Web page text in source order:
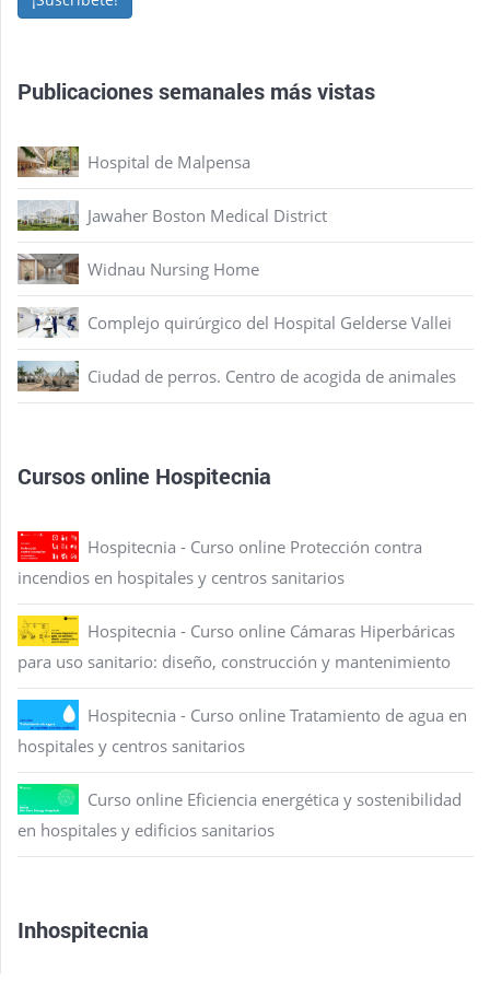
Publicaciones semanales más vistas
Hospital de Malpensa
Jawaher Boston Medical District
Widnau Nursing Home
Complejo quirúrgico del Hospital Gelderse Vallei
Ciudad de perros. Centro de acogida de animales
Cursos online Hospitecnia
Hospitecnia - Curso online Protección contra
incendios en hospitales y centros sanitarios
Hospitecnia - Curso online Cámaras Hiperbáricas
para uso sanitario: diseño, construcción y mantenimiento
Hospitecnia - Curso online Tratamiento de agua en
hospitales y centros sanitarios
Curso online Eficiencia energética y sostenibilidad
en hospitales y edificios sanitarios
Inhospitecnia